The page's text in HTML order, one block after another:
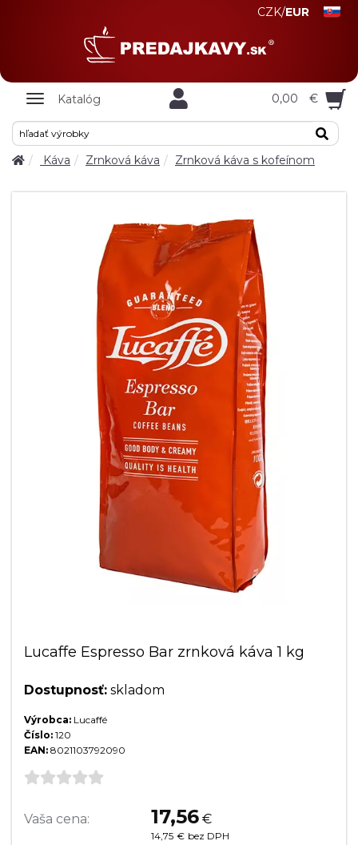
CZK/EUR
Zobrazit
Katalóg 0,00 €
Káva Zrnková káva Zrnková káva s kofeínom
Lucaffe Espresso Bar zrnková káva 1 kg
Dostupnosť: skladom
Výrobca: Lucaffé
Číslo: 120
EAN: 8021103792090
Vaša cena: 17,56 €
14,75 € bez DPH